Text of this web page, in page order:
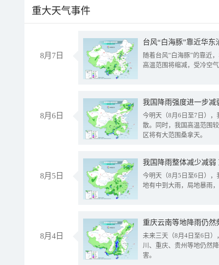
重大天气事件
8月7日
台风“白海豚”靠近华
随着台风“白海豚”的靠近
高温范围将缩减，受冷空
8月6日
今明天（8月6日至7日）
散。同时，我国高温范围
区将有大范围桑拿天。
8月5日
我国降雨整体减少减弱
今明天（8月5日至6日）
地有中到大雨，局地暴雨
8月4日
重庆云南等地降雨仍然
未来三天（8月4日至6日
川、重庆、贵州等地仍然
害。